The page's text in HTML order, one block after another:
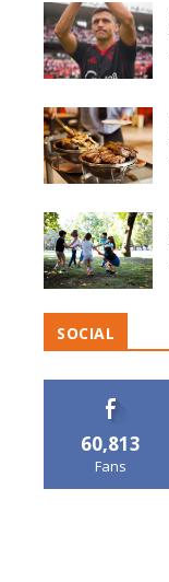
SOCIAL
60,813
Fans